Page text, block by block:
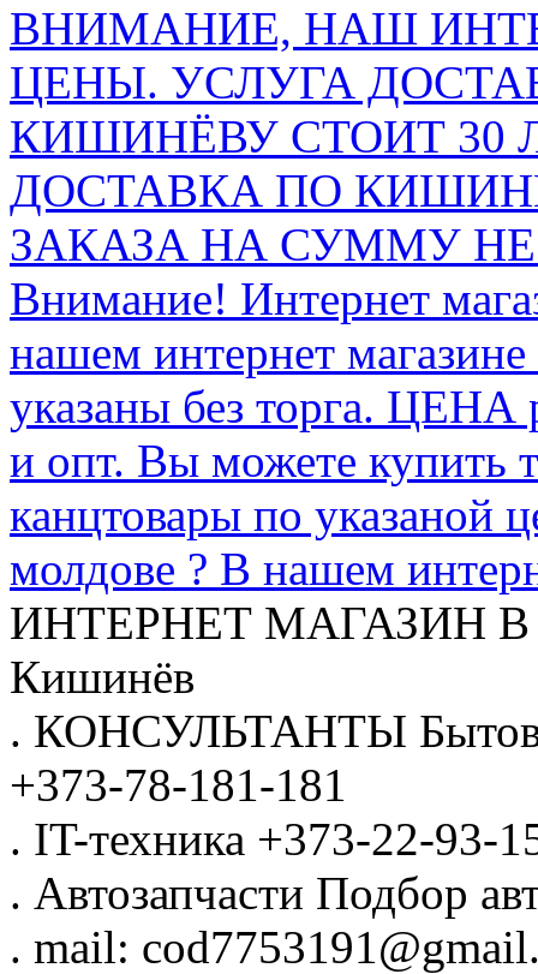
ВНИМАНИЕ, НАШ
ЦЕНЫ. УСЛУГА
КИШИНЁВУ СТОИТ 30
ДОСТАВКА ПО
ЗАКАЗА НА СУММУ НЕ
Внимание! Интернет
нашем интернет
указаны без торга.
и опт. Вы можете купить
канцтовары по указаной
молдове ? В нашем
ИНТЕРНЕТ МАГАЗИН
Кишинёв
. КОНСУЛЬТАНТЫ
+373-78-181-181
. IT-техника +373-22-93-
. Автозапчасти Подбор
. mail: